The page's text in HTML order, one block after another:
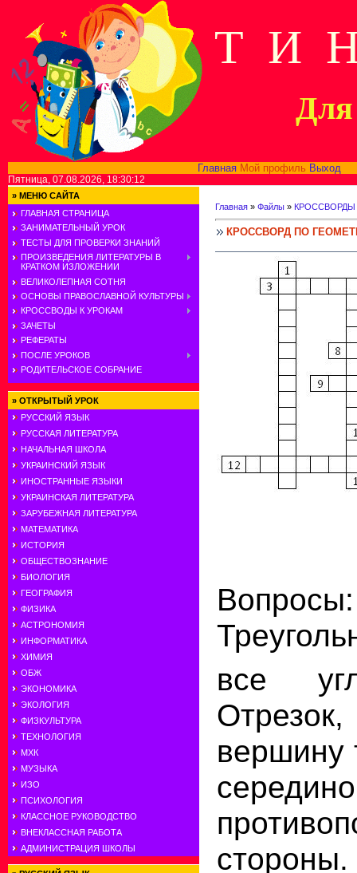
Т И
Для
Главная Мой профиль Выход
Пятница, 07.08.2026, 18:30:12
» МЕНЮ САЙТА
ГЛАВНАЯ СТРАНИЦА
ЗАНИМАТЕЛЬНЫЙ УРОК
ТЕСТЫ ДЛЯ ПРОВЕРКИ ЗНАНИЙ
ПРОИЗВЕДЕНИЯ ЛИТЕРАТУРЫ В
КРАТКОМ ИЗЛОЖЕНИИ
ВЕЛИКОЛЕПНАЯ СОТНЯ
ОСНОВЫ ПРАВОСЛАВНОЙ КУЛЬТУРЫ
КРОССВОДЫ К УРОКАМ
ЗАЧЕТЫ
РЕФЕРАТЫ
ПОСЛЕ УРОКОВ
РОДИТЕЛЬСКОЕ СОБРАНИЕ
» ОТКРЫТЫЙ УРОК
РУССКИЙ ЯЗЫК
РУССКАЯ ЛИТЕРАТУРА
НАЧАЛЬНАЯ ШКОЛА
УКРАИНСКИЙ ЯЗЫК
ИНОСТРАННЫЕ ЯЗЫКИ
УКРАИНСКАЯ ЛИТЕРАТУРА
ЗАРУБЕЖНАЯ ЛИТЕРАТУРА
МАТЕМАТИКА
ИСТОРИЯ
ОБЩЕСТВОЗНАНИЕ
БИОЛОГИЯ
ГЕОГРАФИЯ
ФИЗИКА
АСТРОНОМИЯ
ИНФОРМАТИКА
ХИМИЯ
ОБЖ
ЭКОНОМИКА
ЭКОЛОГИЯ
ФИЗКУЛЬТУРА
ТЕХНОЛОГИЯ
МХК
МУЗЫКА
ИЗО
ПСИХОЛОГИЯ
КЛАССНОЕ РУКОВОДСТВО
ВНЕКЛАССНАЯ РАБОТА
АДМИНИСТРАЦИЯ ШКОЛЫ
Главная » Файлы » КРОССВОРДЫ
КРОССВОРД ПО
все
вершину